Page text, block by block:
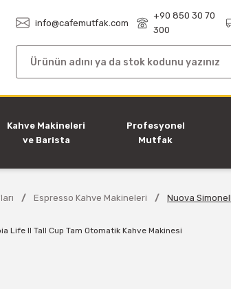
info@cafemutfak.com
+90 850 30 70
300
Kahve Makineleri
ve Barista
Profesyonel
Mutfak
Espresso Kahve Makineleri Nuova